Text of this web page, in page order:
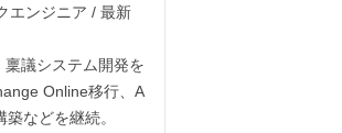
エンジニア / 最新
議システム開発を
Online移行、A
などを継続。